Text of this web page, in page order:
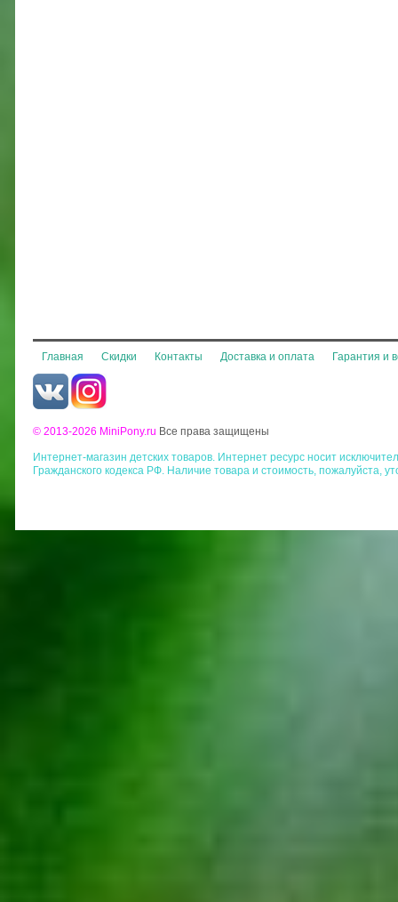
Главная Скидки Контакты Доставка и оплата Гарантия и
© 2013-2026 MiniPony.ru Все права защищены
Интернет-магазин детских товаров. Интернет ресурс носит
Гражданского кодекса РФ. Наличие товара и стоимость, пожалуйста,